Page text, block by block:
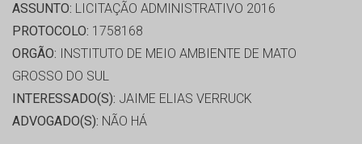
ASSUNTO: LICITAÇÃO ADMINISTRATIVO 2016
PROTOCOLO: 1758168
ORGÃO: INSTITUTO DE MEIO AMBIENTE DE MATO
GROSSO DO SUL
INTERESSADO(S): JAIME ELIAS VERRUCK
ADVOGADO(S): NÃO HÁ